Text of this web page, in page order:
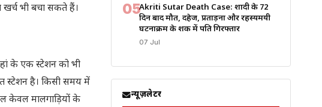
खर्च भी बचा सकते हैं।
के एक स्टेशन को भी
स्‍टेशन है। किसी समय में
केवल मालगाड़ियों के
05Akriti Sutar Death Case: शादी के 72
दिन बाद मौत, दहेज, प्रताड़ना और रहस्यमयी
घटनाक्रम के शक में पति गिरफ्तार
07 Jul
न्यूज़लेटर